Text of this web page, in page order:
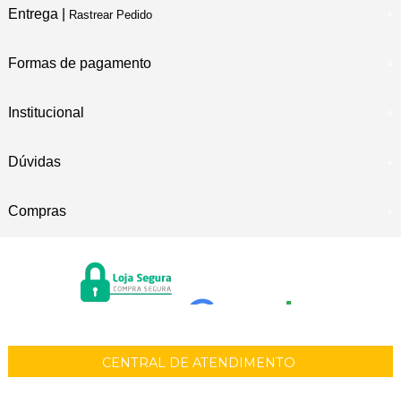
Entrega | Rastrear Pedido
Formas de pagamento
Institucional
Dúvidas
Compras
CENTRAL DE ATENDIMENTO